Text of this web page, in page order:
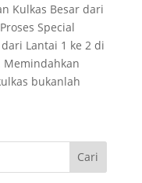
Kulkas Besar dari
Special
Lantai 1 ke 2 di
Memindahkan
bukanlah
Cari